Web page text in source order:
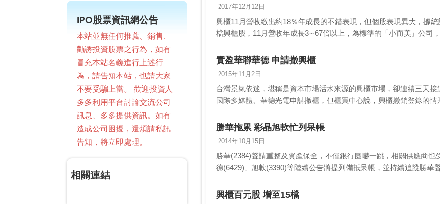
IPO股票資訊網公告
本站並無任何推薦、銷售、
勸誘投資股票之行為，如有
冒充本站名義進行上述行
為，請告知本站，也請大家
不要受騙上當。 歡迎投資人
多多利用平台討論交流公司
訊息、多多提供資訊。如有
造成公司困擾，還煩請私訊
告知，將立即處理。
相關連結
2017年12月12日
興櫃11月營收繳出約18％年成長的不錯表現，但個股表現異大，據
檔興櫃股，11月營收年成長3∼67倍以上，為標準的「小而美」公司
實盈華聯華德 申請撤興櫃
2015年11月2日
台灣景氣依迷，堪稱是資本市場活水來源的興櫃市場，卻連續三天
國際多媒體、華德光電申請撤櫃，但櫃買中心說，興櫃撤銷登錄的
勝華拖累 彩晶旭軟忙列呆帳
2014年10月15日
勝華(2384)聲請重整及資產保全，不僅銀行團嚇一跳，相關供應商也
德(6429)、旭軟(3390)等陸續公告將提列備抵呆帳，並持續追蹤勝華
興櫃百元股 增至15檔